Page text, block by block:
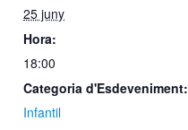
25 juny
Hora:
18:00
Categoria d'Esdeveniment:
Infantil